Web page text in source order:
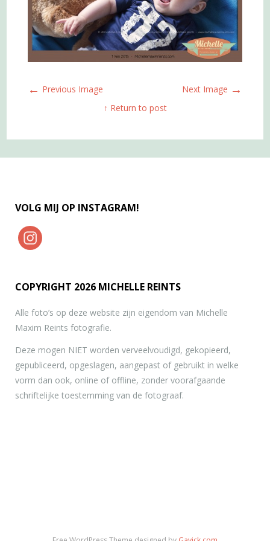
← Previous Image Next Image →
↑ Return to post
VOLG MIJ OP INSTAGRAM!
COPYRIGHT 2026 MICHELLE REINTS
Alle foto’s op deze website zijn eigendom van Michelle
Maxim Reints fotografie.
Deze mogen NIET worden verveelvoudigd, gekopieerd,
gepubliceerd, opgeslagen, aangepast of gebruikt in welke
vorm dan ook, online of offline, zonder voorafgaande
schriftelijke toestemming van de fotograaf.